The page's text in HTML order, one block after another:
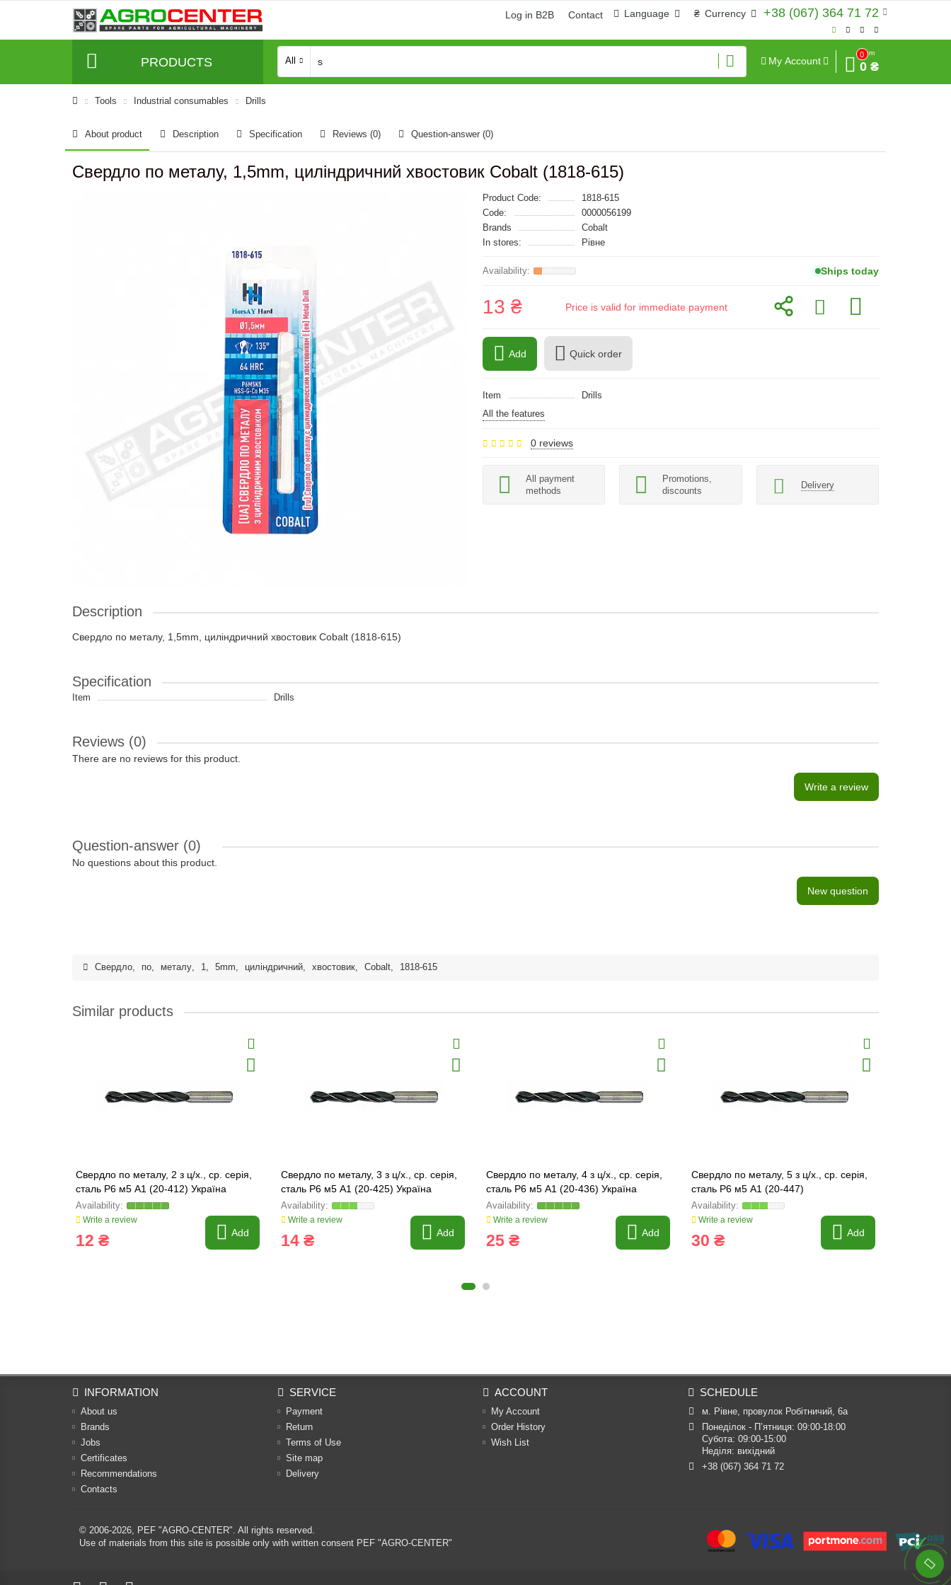
+38 (067) 364 71 72
₴ Currency
Language
Log in B2B Contact
PRODUCTS All My Account
0
Sum
0 ₴
Tools Industrial consumables Drills
About product Description Specification Reviews (0) Question-answer (0)
Свердло по металу, 1,5mm, циліндричний хвостовик Cobalt (1818-615)
Product Code:
1818-615
Code:
0000056199
Brands
Cobalt
In stores:
Рівне
Ships today
13 ₴ Price is valid for immediate payment
Add Quick order
Item
Drills
All the features
0 reviews
All payment
methods
Promotions,
discounts
Delivery
Description
Свердло по металу, 1,5mm, циліндричний хвостовик Cobalt (1818-615)
Specification
Item Drills
Reviews (0)
There are no reviews for this product.
Write a review
Question-answer (0)
No questions about this product.
New question
Свердло, по, металу, 1, 5mm, циліндричний, хвостовик, Cobalt, 1818-615
Similar products
Свердло по металу, 2 з ц/х., ср. серія,
сталь Р6 м5 А1 (20-412) Україна
Write a review
12 ₴ Add
Свердло по металу, 3 з ц/х., ср. серія,
сталь Р6 м5 А1 (20-425) Україна
Write a review
14 ₴ Add
Свердло по металу, 4 з ц/х., ср. серія,
сталь Р6 м5 А1 (20-436) Україна
Write a review
25 ₴ Add
Свердло по металу, 5 з ц/х., ср. серія,
сталь Р6 м5 А1 (20-447)
Write a review
30 ₴ Add
INFORMATION
About us
Brands
Jobs
Certificates
Recommendations
Contacts
SERVICE
Payment
Return
Terms of Use
Site map
Delivery
ACCOUNT
My Account
Order History
Wish List
SCHEDULE
м. Рівне, провулок Робітничий, 6а
Понеділок - П’ятниця: 09:00-18:00
Субота: 09:00-15:00
Неділя: вихідний
+38 (067) 364 71 72
© 2006-2026, PEF "AGRO-CENTER". All rights reserved.
Use of materials from this site is possible only with written consent PEF "AGRO-CENTER"